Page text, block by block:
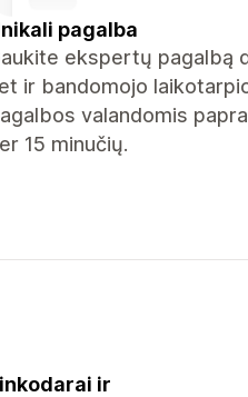
pagalba
ekspertų pagalbą
ir bandomojo
valandomis
15 minučių.
ir